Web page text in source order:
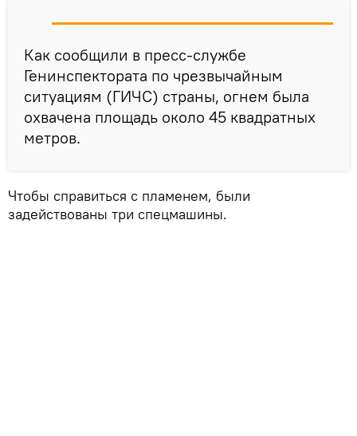
Как сообщили в пресс-службе
Генинспектората по чрезвычайным
ситуациям (ГИЧС) страны, огнем была
охвачена площадь около 45 квадратных
метров.
Чтобы справиться с пламенем, были
задействованы три спецмашины.